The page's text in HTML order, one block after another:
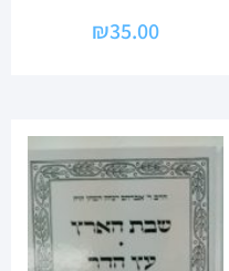
₪35.00